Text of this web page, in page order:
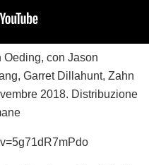
Oeding, con Jason
Garret Dillahunt, Zahn
2018. Distribuzione